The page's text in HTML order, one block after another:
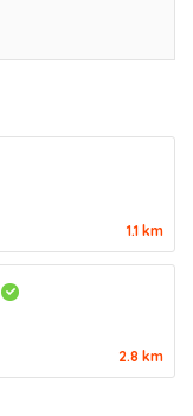
1.1 km
2.8 km